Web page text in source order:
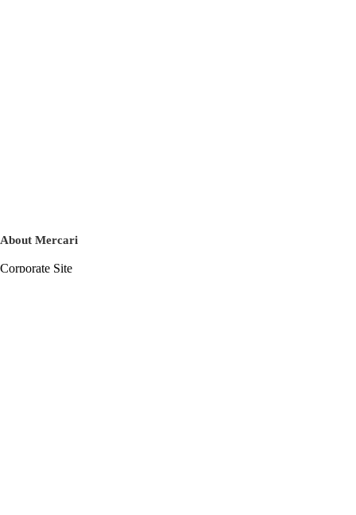
About Mercari
Corporate Site